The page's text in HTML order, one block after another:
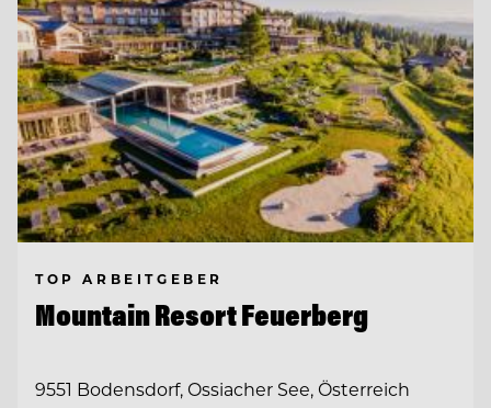
TOP ARBEITGEBER
Mountain Resort Feuerberg
9551 Bodensdorf, Ossiacher See, Österreich